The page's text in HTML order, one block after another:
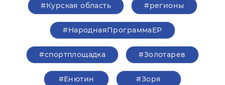
#Курская область #регионы
#НароднаяПрограммаЕР
#спортплощадка #Золотарев
#Енютин #Зоря